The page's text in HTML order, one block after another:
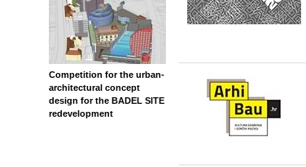
Competition for the urban-
architectural concept
design for the BADEL SITE
redevelopment